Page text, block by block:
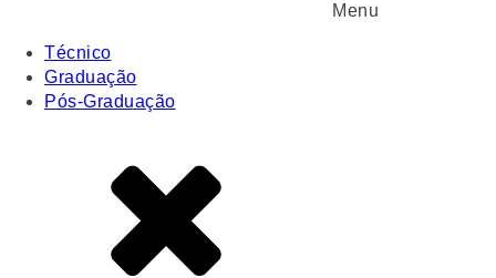
Menu
Técnico
Graduação
Pós-Graduação